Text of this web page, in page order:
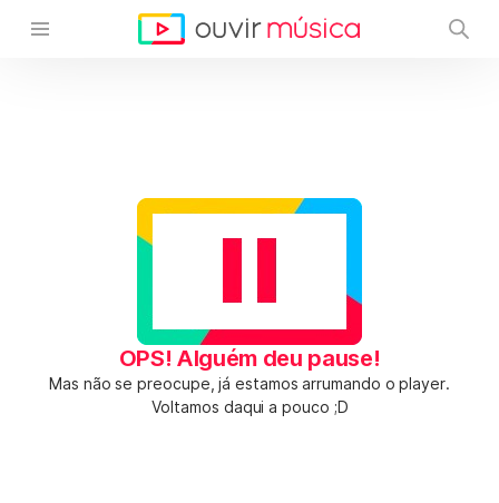
OPS! Alguém deu pause!
Mas não se preocupe, já estamos arrumando o player.
Voltamos daqui a pouco ;D